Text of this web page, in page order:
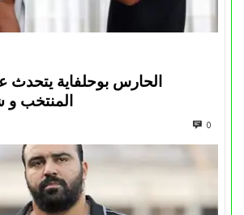
الحارس بوحلفاية
المنتخب
0